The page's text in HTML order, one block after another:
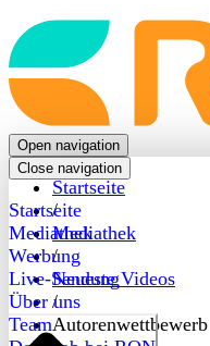
Back
to
frontpage
Open navigation
Close navigation
Startseite
Mediathek
Werbung
Live-Sendung
Über uns
Team
Startseite
/
Mediathek
/
Neueste Videos
/
Autorenwettbewerb